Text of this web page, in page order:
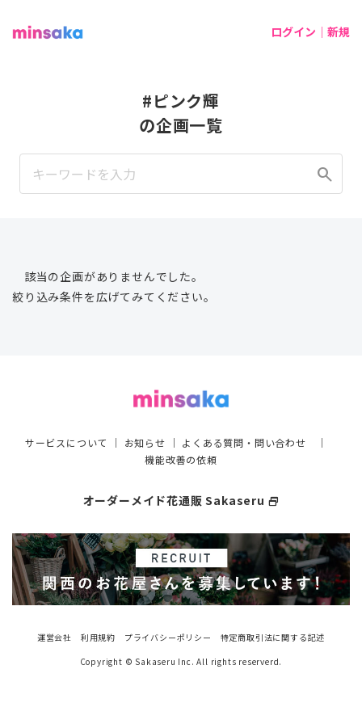
ログイン｜新規
#ピンク輝
の企画一覧
search
該当の企画がありませんでした。
絞り込み条件を広げてみてください。
サービスについて ｜ お知らせ ｜ よくある質問・問い合わせ ｜
機能改善の依頼
オーダーメイド花通販 Sakaseru select_window
運営会社 利用規約 プライバシーポリシー
特定商取引法に関する記述
Copyright © Sakaseru Inc. All rights reserverd.